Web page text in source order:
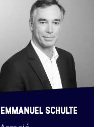
EMMANUEL SCHULTE